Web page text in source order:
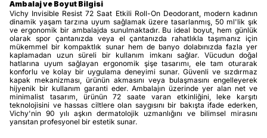
Ambalaj ve Boyut Bilgisi
Vichy Invisible Resist 72 Saat Etkili Roll-On Deodorant, modern kadının
dinamik yaşam tarzına uyum sağlamak üzere tasarlanmış, 50 ml'lik şık
ve ergonomik bir ambalajda sunulmaktadır. Bu ideal boyut, hem günlük
olarak spor çantanızda veya el çantanızda rahatlıkla taşımanız için
mükemmel bir kompaktlık sunar hem de banyo dolabınızda fazla yer
kaplamadan uzun süreli bir kullanım imkanı sağlar. Vücudun doğal
hatlarına uyum sağlayan ergonomik şişe tasarımı, ele tam oturarak
konforlu ve kolay bir uygulama deneyimi sunar. Güvenli ve sızdırmaz
kapak mekanizması, ürünün akmasını veya bulaşmasını engelleyerek
hijyenik bir kullanım garanti eder. Ambalajın üzerinde yer alan net ve
minimalist tasarım, ürünün 72 saate varan etkinliğini, leke karşıtı
teknolojisini ve hassas ciltlere olan saygısını bir bakışta ifade ederken,
Vichy'nin 90 yılı aşkın dermatolojik uzmanlığını ve bilimsel mirasını
yansıtan profesyonel bir estetik sunar.